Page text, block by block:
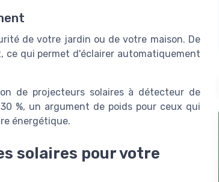
de votre jardin ou de votre maison. De
ce qui permet d'éclairer automatiquement
de projecteurs solaires à détecteur de
%, un argument de poids pour ceux qui
énergétique.
solaires pour votre